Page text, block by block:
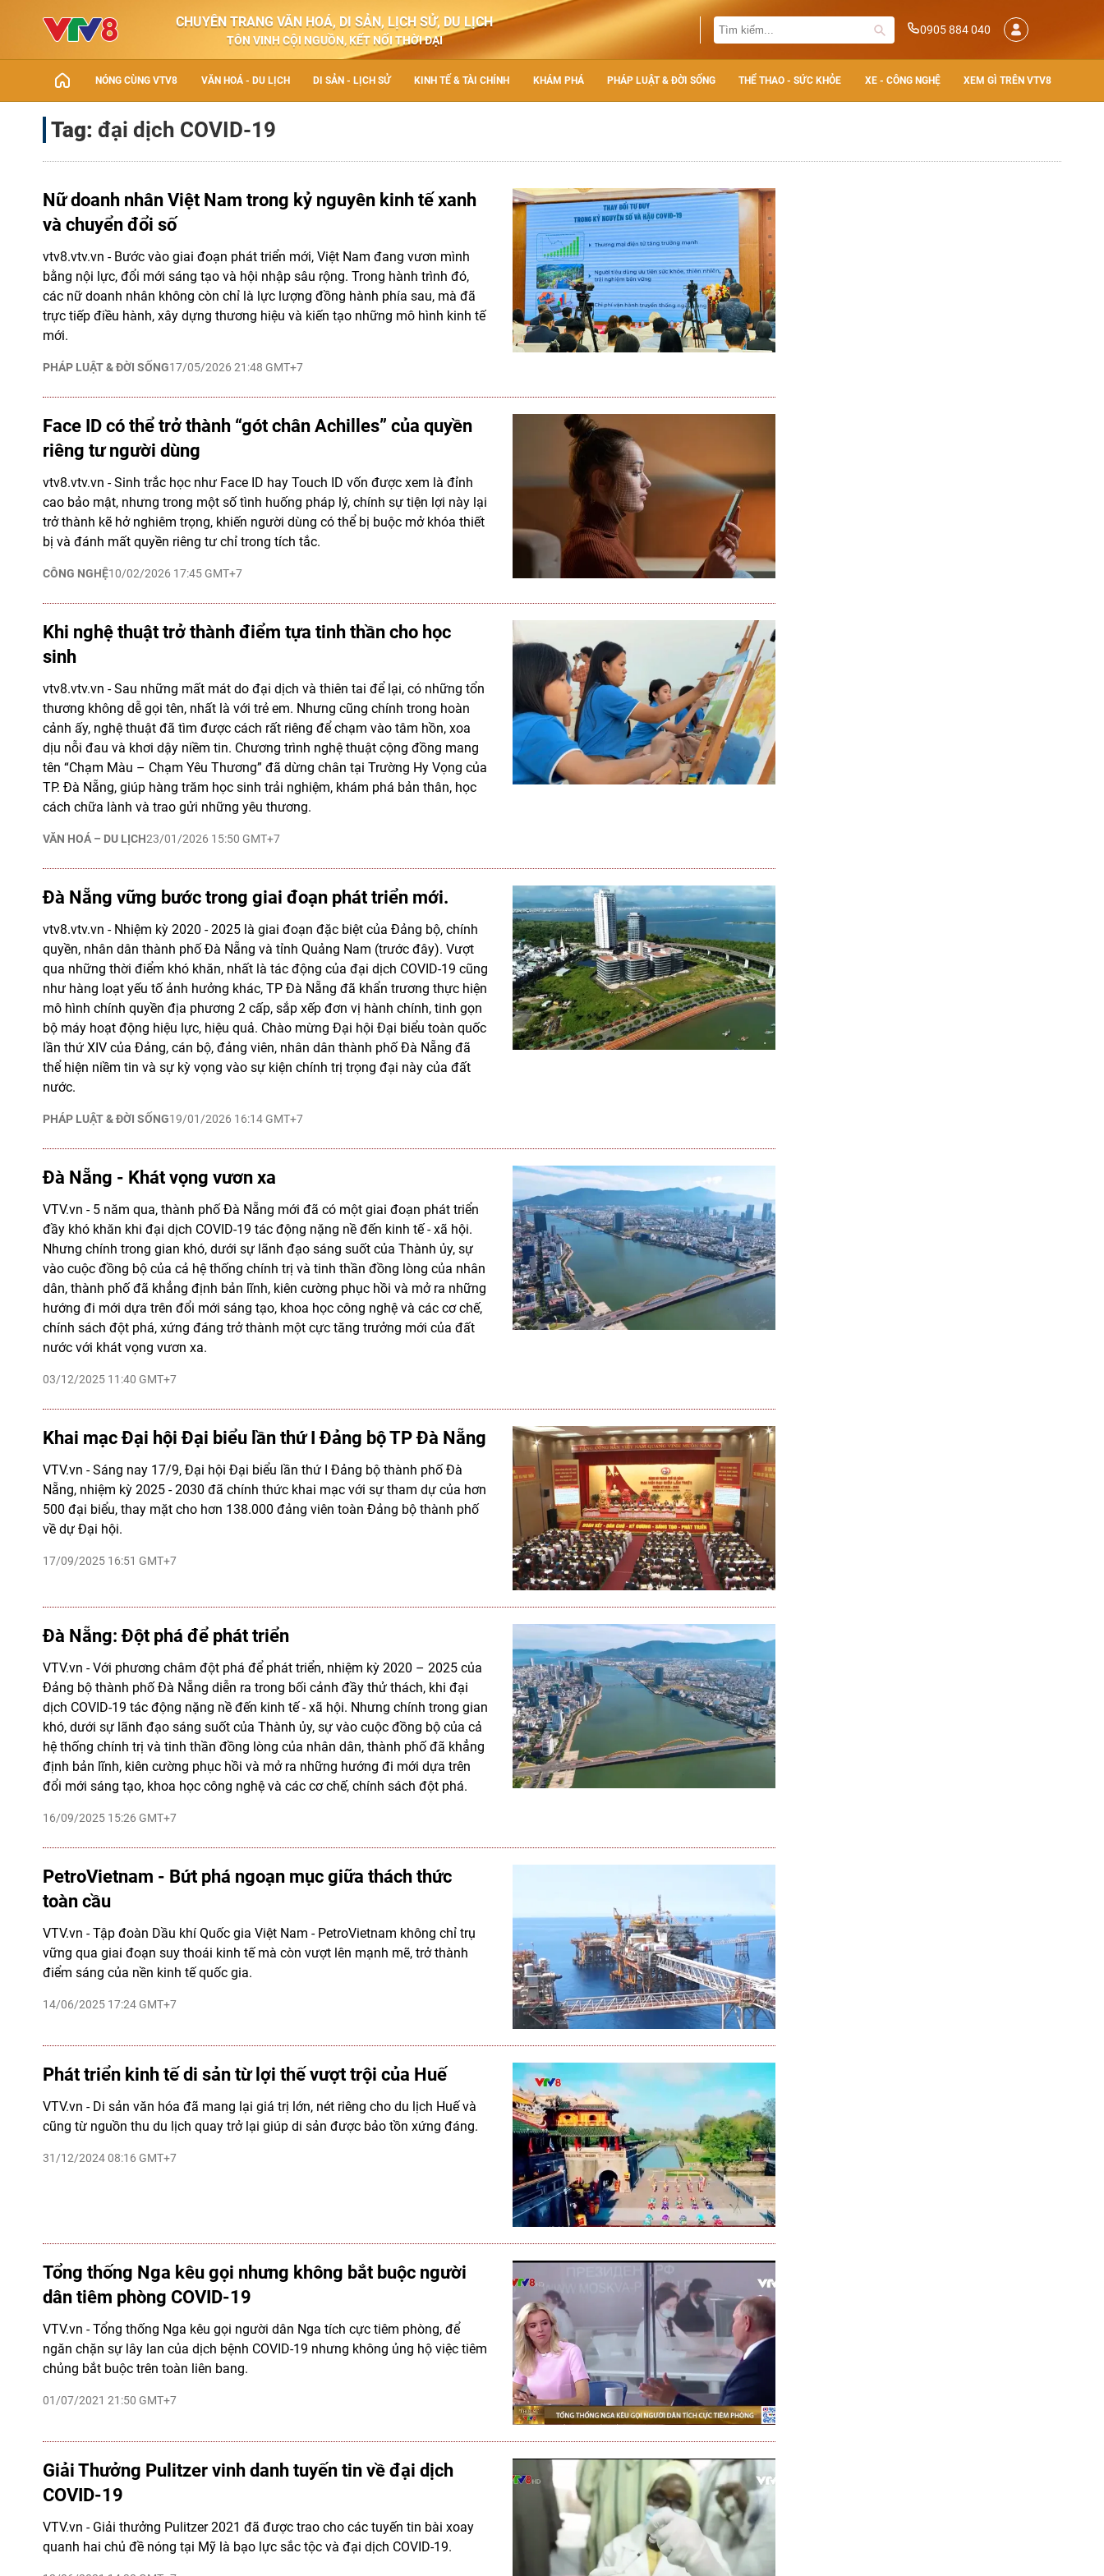
CHUYÊN TRANG VĂN HOÁ, DI SẢN, LỊCH SỬ, DU LỊCH
TÔN VINH CỘI NGUỒN, KẾT NỐI THỜI ĐẠI
0905 884 040
NÓNG CÙNG VTV8 VĂN HOÁ - DU LỊCH DI SẢN - LỊCH SỬ KINH TẾ & TÀI CHÍNH KHÁM PHÁ PHÁP LUẬT & ĐỜI SỐNG THỂ THAO - SỨC KHỎE XE - CÔNG NGHỆ XEM GÌ TRÊN VTV8
Tag: đại dịch COVID-19
Nữ doanh nhân Việt Nam trong kỷ nguyên kinh tế xanh
và chuyển đổi số
PHÁP LUẬT & ĐỜI SỐNG17/05/2026 21:48 GMT+7
vtv8.vtv.vn - Bước vào giai đoạn phát triển mới, Việt Nam đang vươn mình
bằng nội lực, đổi mới sáng tạo và hội nhập sâu rộng. Trong hành trình đó,
các nữ doanh nhân không còn chỉ là lực lượng đồng hành phía sau, mà đã
trực tiếp điều hành, xây dựng thương hiệu và kiến tạo những mô hình kinh tế
mới.
Face ID có thể trở thành “gót chân Achilles” của quyền
riêng tư người dùng
CÔNG NGHỆ10/02/2026 17:45 GMT+7
vtv8.vtv.vn - Sinh trắc học như Face ID hay Touch ID vốn được xem là đỉnh
cao bảo mật, nhưng trong một số tình huống pháp lý, chính sự tiện lợi này lại
trở thành kẽ hở nghiêm trọng, khiến người dùng có thể bị buộc mở khóa thiết
bị và đánh mất quyền riêng tư chỉ trong tích tắc.
Khi nghệ thuật trở thành điểm tựa tinh thần cho học
sinh
VĂN HOÁ – DU LỊCH23/01/2026 15:50 GMT+7
vtv8.vtv.vn - Sau những mất mát do đại dịch và thiên tai để lại, có những tổn
thương không dễ gọi tên, nhất là với trẻ em. Nhưng cũng chính trong hoàn
cảnh ấy, nghệ thuật đã tìm được cách rất riêng để chạm vào tâm hồn, xoa
dịu nỗi đau và khơi dậy niềm tin. Chương trình nghệ thuật cộng đồng mang
tên “Chạm Màu – Chạm Yêu Thương” đã dừng chân tại Trường Hy Vọng của
TP. Đà Nẵng, giúp hàng trăm học sinh trải nghiệm, khám phá bản thân, học
cách chữa lành và trao gửi những yêu thương.
Đà Nẵng vững bước trong giai đoạn phát triển mới.
PHÁP LUẬT & ĐỜI SỐNG19/01/2026 16:14 GMT+7
vtv8.vtv.vn - Nhiệm kỳ 2020 - 2025 là giai đoạn đặc biệt của Đảng bộ, chính
quyền, nhân dân thành phố Đà Nẵng và tỉnh Quảng Nam (trước đây). Vượt
qua những thời điểm khó khăn, nhất là tác động của đại dịch COVID-19 cũng
như hàng loạt yếu tố ảnh hưởng khác, TP Đà Nẵng đã khẩn trương thực hiện
mô hình chính quyền địa phương 2 cấp, sắp xếp đơn vị hành chính, tinh gọn
bộ máy hoạt động hiệu lực, hiệu quả. Chào mừng Đại hội Đại biểu toàn quốc
lần thứ XIV của Đảng, cán bộ, đảng viên, nhân dân thành phố Đà Nẵng đã
thể hiện niềm tin và sự kỳ vọng vào sự kiện chính trị trọng đại này của đất
nước.
Đà Nẵng - Khát vọng vươn xa
03/12/2025 11:40 GMT+7
VTV.vn - 5 năm qua, thành phố Ðà Nẵng mới đã có một giai đoạn phát triển
đầy khó khăn khi đại dịch COVID-19 tác động nặng nề đến kinh tế - xã hội.
Nhưng chính trong gian khó, dưới sự lãnh đạo sáng suốt của Thành ủy, sự
vào cuộc đồng bộ của cả hệ thống chính trị và tinh thần đồng lòng của nhân
dân, thành phố đã khẳng định bản lĩnh, kiên cường phục hồi và mở ra những
hướng đi mới dựa trên đổi mới sáng tạo, khoa học công nghệ và các cơ chế,
chính sách đột phá, xứng đáng trở thành một cực tăng trưởng mới của đất
nước với khát vọng vươn xa.
Khai mạc Đại hội Đại biểu lần thứ I Đảng bộ TP Đà Nẵng
17/09/2025 16:51 GMT+7
VTV.vn - Sáng nay 17/9, Đại hội Đại biểu lần thứ I Đảng bộ thành phố Đà
Nẵng, nhiệm kỳ 2025 - 2030 đã chính thức khai mạc với sự tham dự của hơn
500 đại biểu, thay mặt cho hơn 138.000 đảng viên toàn Đảng bộ thành phố
về dự Đại hội.
Đà Nẵng: Đột phá để phát triển
16/09/2025 15:26 GMT+7
VTV.vn - Với phương châm đột phá để phát triển, nhiệm kỳ 2020 – 2025 của
Đảng bộ thành phố Đà Nẵng diễn ra trong bối cảnh đầy thử thách, khi đại
dịch COVID-19 tác động nặng nề đến kinh tế - xã hội. Nhưng chính trong gian
khó, dưới sự lãnh đạo sáng suốt của Thành ủy, sự vào cuộc đồng bộ của cả
hệ thống chính trị và tinh thần đồng lòng của nhân dân, thành phố đã khẳng
định bản lĩnh, kiên cường phục hồi và mở ra những hướng đi mới dựa trên
đổi mới sáng tạo, khoa học công nghệ và các cơ chế, chính sách đột phá.
PetroVietnam - Bứt phá ngoạn mục giữa thách thức
toàn cầu
14/06/2025 17:24 GMT+7
VTV.vn - Tập đoàn Dầu khí Quốc gia Việt Nam - PetroVietnam không chỉ trụ
vững qua giai đoạn suy thoái kinh tế mà còn vượt lên mạnh mẽ, trở thành
điểm sáng của nền kinh tế quốc gia.
Phát triển kinh tế di sản từ lợi thế vượt trội của Huế
31/12/2024 08:16 GMT+7
VTV.vn - Di sản văn hóa đã mang lại giá trị lớn, nét riêng cho du lịch Huế và
cũng từ nguồn thu du lịch quay trở lại giúp di sản được bảo tồn xứng đáng.
Tổng thống Nga kêu gọi nhưng không bắt buộc người
dân tiêm phòng COVID-19
01/07/2021 21:50 GMT+7
VTV.vn - Tổng thống Nga kêu gọi người dân Nga tích cực tiêm phòng, để
ngăn chặn sự lây lan của dịch bệnh COVID-19 nhưng không ủng hộ việc tiêm
chủng bắt buộc trên toàn liên bang.
Giải Thưởng Pulitzer vinh danh tuyến tin về đại dịch
COVID-19
VTV.vn - Giải thưởng Pulitzer 2021 đã được trao cho các tuyến tin bài xoay
quanh hai chủ đề nóng tại Mỹ là bạo lực sắc tộc và đại dịch COVID-19.